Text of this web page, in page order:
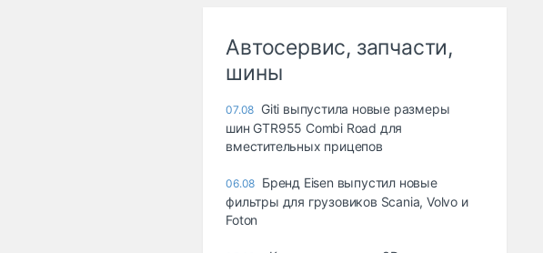
Автосервис, запчасти,
шины
07.08 Giti выпустила новые размеры
шин GTR955 Combi Road для
вместительных прицепов
06.08 Бренд Eisen выпустил новые
фильтры для грузовиков Scania, Volvo и
Foton